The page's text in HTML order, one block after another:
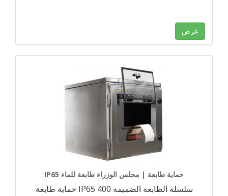
عرض
IP65 حماية طابعة | مجلس الوزراء طابعة للماء
حماية طابعة IP65 400 سلسلة الطابعة الضميمة